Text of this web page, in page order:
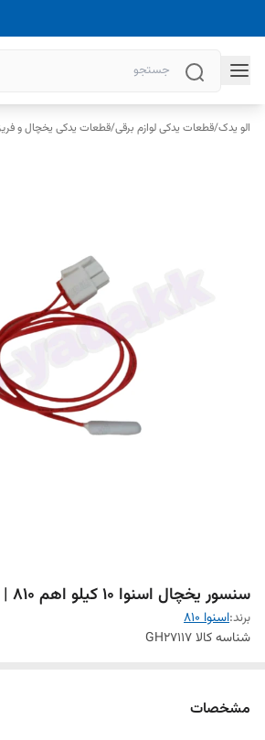
الو یدک/قطعات یدکی لوازم برقی/قطعات یدکی یخچال و
سنسور یخچال اسنوا 10 کیلو اهم 810 | سنسور دما یخچال
برند:اسنوا 810
شناسه کالاGH27117
مشخصات